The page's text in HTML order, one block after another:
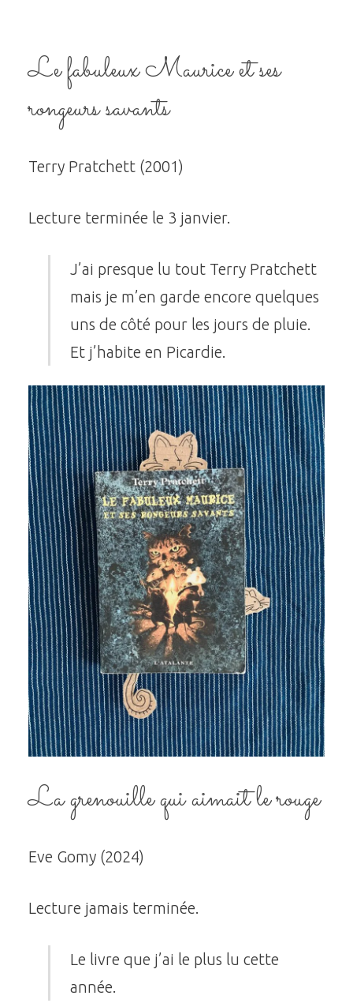
Le fabuleux Maurice et ses
rongeurs savants
Terry Pratchett (2001)
Lecture terminée le 3 janvier.
J’ai presque lu tout Terry Pratchett
mais je m’en garde encore quelques
uns de côté pour les jours de pluie.
Et j’habite en Picardie.
La grenouille qui aimait le rouge
Eve Gomy (2024)
Lecture jamais terminée.
Le livre que j’ai le plus lu cette
année.